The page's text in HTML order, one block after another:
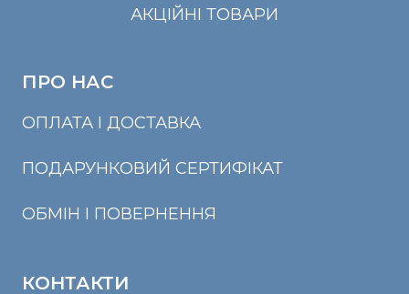
АКЦІЙНІ ТОВАРИ
ПРО НАС
ОПЛАТА І ДОСТАВКА
ПОДАРУНКОВИЙ СЕРТИФІКАТ
ОБМІН І ПОВЕРНЕННЯ
КОНТАКТИ